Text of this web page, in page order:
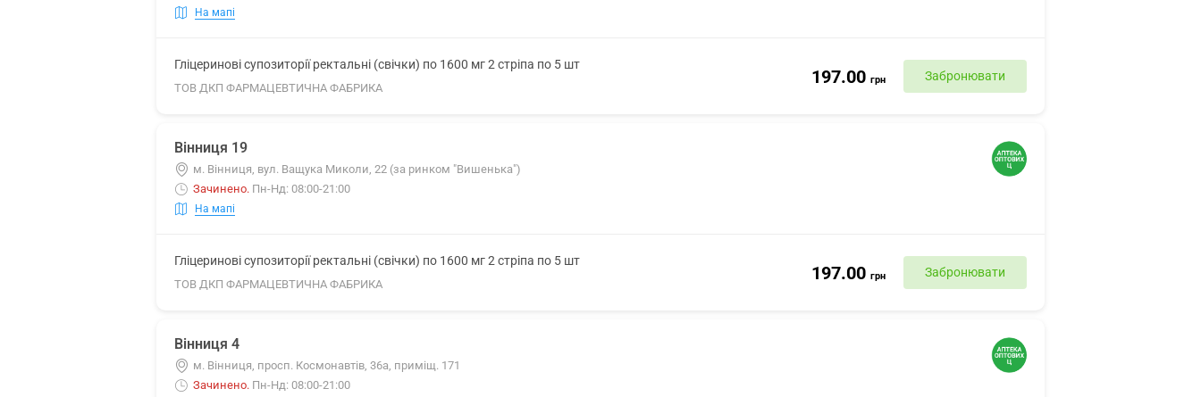
На мапі
Гліцеринові супозиторії ректальні (свічки) по 1600 мг 2 стріпа по 5 шт
ТОВ ДКП ФАРМАЦЕВТИЧНА ФАБРИКА
197.00 грн Забронювати
Вінниця 19
м. Вінниця, вул. Ващука Миколи, 22 (за ринком "Вишенька")
Зачинено. Пн-Нд: 08:00-21:00
На мапі
Гліцеринові супозиторії ректальні (свічки) по 1600 мг 2 стріпа по 5 шт
ТОВ ДКП ФАРМАЦЕВТИЧНА ФАБРИКА
197.00 грн Забронювати
Вінниця 4
м. Вінниця, просп. Космонавтів, 36а, приміщ. 171
Зачинено. Пн-Нд: 08:00-21:00